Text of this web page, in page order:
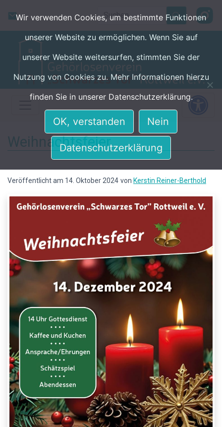
Search
Weihnachtsfeier
Veröffentlicht am 14. Oktober 2024 von Kerstin Reiner-Berthold
Wir verwenden Cookies, um bestimmte Funktionen
unserer Website zu ermöglichen. Wenn Sie auf
unserer Website weitersurfen, stimmten Sie der
Nutzung von Cookies zu. Mehr Informationen hierzu
finden Sie in unserer Datenschutzerklärung.
OK, verstanden Nein
Datenschutzerklärung